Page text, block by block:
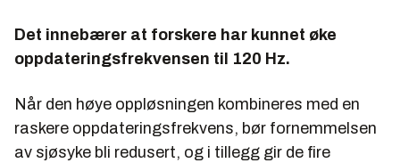
Det innebærer at forskere har kunnet øke
oppdateringsfrekvensen til 120 Hz.
Når den høye oppløsningen kombineres med en
raskere oppdateringsfrekvens, bør fornemmelsen
av sjøsyke bli redusert, og i tillegg gir de fire